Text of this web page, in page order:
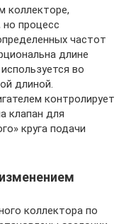
коллекторе,
но процесс
частот
длине
во
длиной.
контролирует
клапан для
круга подачи
коллектора по